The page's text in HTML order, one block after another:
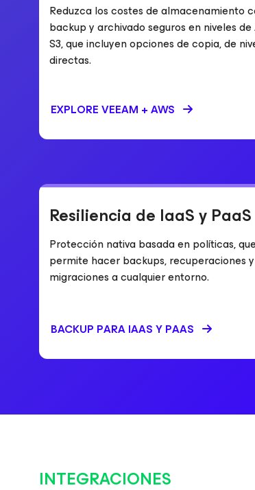
Reduzca los costes de almacenamiento
backup y archivado seguros en niveles
S3, que incluyen opciones de copia, de
directas.
EXPLORE VEEAM + AWS
Resiliencia de IaaS y PaaS
Protección nativa basada en políticas,
permite hacer backups, recuperaciones y
migraciones a cualquier entorno.
BACKUP PARA IAAS Y PAAS
INTEGRACIONES